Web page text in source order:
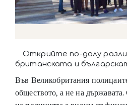
Открийте по-долу
британската и
Във Великобритания
обществото, а не на